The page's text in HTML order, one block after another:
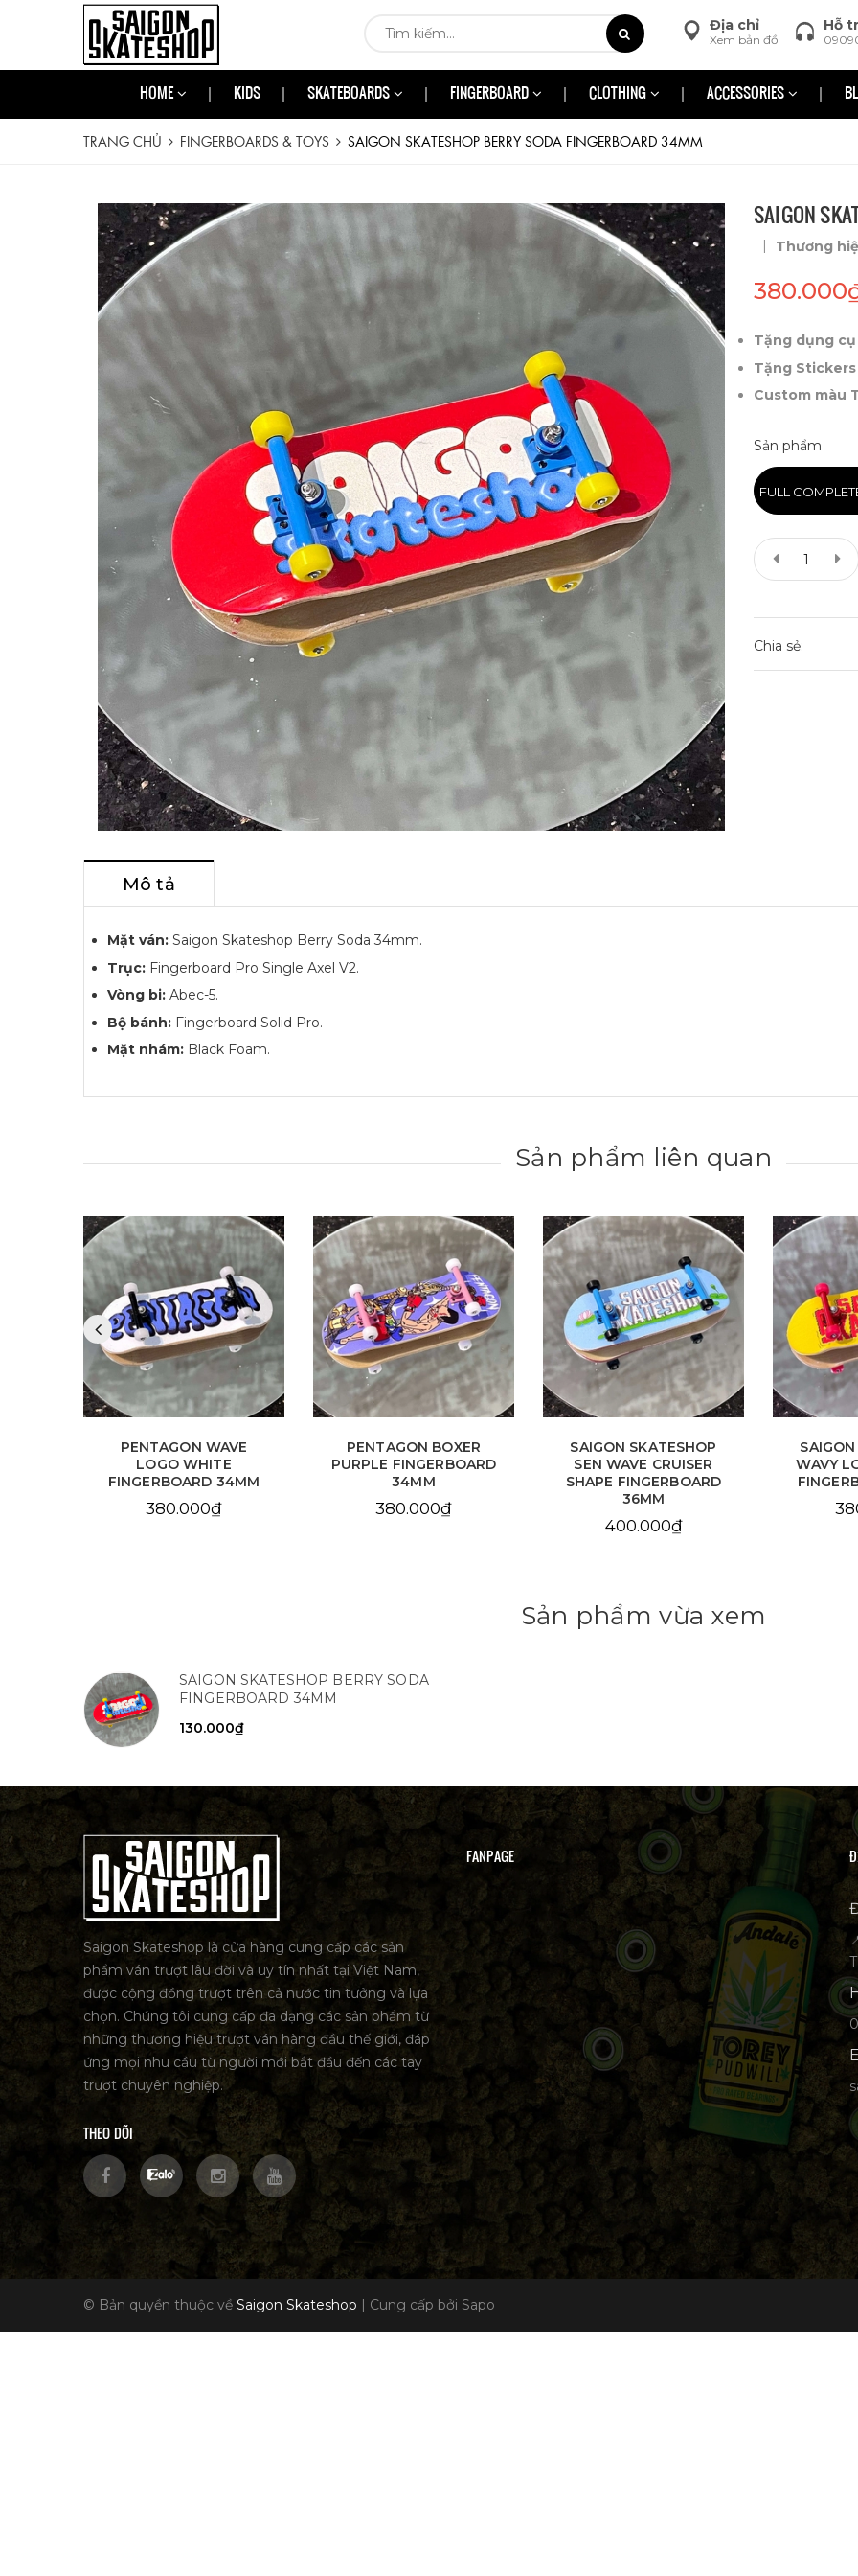
Hỗ
Địa chỉ
Xem bản đồ
HOME KIDS SKATEBOARDS FINGERBOARD CLOTHING ACCESSORIES
TRANG CHỦ FINGERBOARDS & TOYS SAIGON SKATESHOP BERRY SODA FINGERBOARD 34MM
SAIGON
| Thương
Tặng dụng
Tặng Stickers
Custom màu
Sản phẩm
FULL
Chia sẻ:
Mô tả
Mặt ván: Saigon Skateshop Berry Soda 34mm.
Trục: Fingerboard Pro Single Axel V2.
Vòng bi: Abec-5.
Bộ bánh: Fingerboard Solid Pro.
Mặt nhám: Black Foam.
Sản phẩm liên quan
PENTAGON BOXER
PURPLE FINGERBOARD
34MM
380.000₫
SAIGON SKATESHOP
SEN WAVE CRUISER
SHAPE FINGERBOARD
36MM
SAIGON SKATESHOP
WAVY LOGO YELLOW
FINGERBOARD 34MM
380.000₫
POP
Sản phẩm vừa xem
SAIGON SKATESHOP BERRY SODA
FINGERBOARD 34MM
130.000₫
Saigon Skateshop là cửa hàng cung cấp các sản
phẩm ván trượt lâu đời và uy tín nhất tại Việt Nam,
được cộng đồng trượt trên cả nước tin tưởng và lựa
chọn. Chúng tôi cung cấp đa dạng các sản phẩm từ
những thương hiệu trượt ván hàng đầu thế giới, đáp
ứng mọi nhu cầu từ người mới bắt đầu đến các tay
trượt chuyên nghiệp.
THEO DÕI
FANPAGE
© Bản quyền thuộc về Saigon Skateshop | Cung cấp bởi Sapo